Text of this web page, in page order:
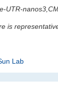
UTR-
is
Lab